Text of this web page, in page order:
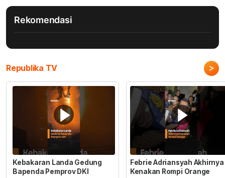
Rekomendasi
Republika TV >
Kebakaran Landa Gedung
Bapenda Pemprov DKI
Febrie Adriansyah Akhirnya
Kenakan Rompi Orange